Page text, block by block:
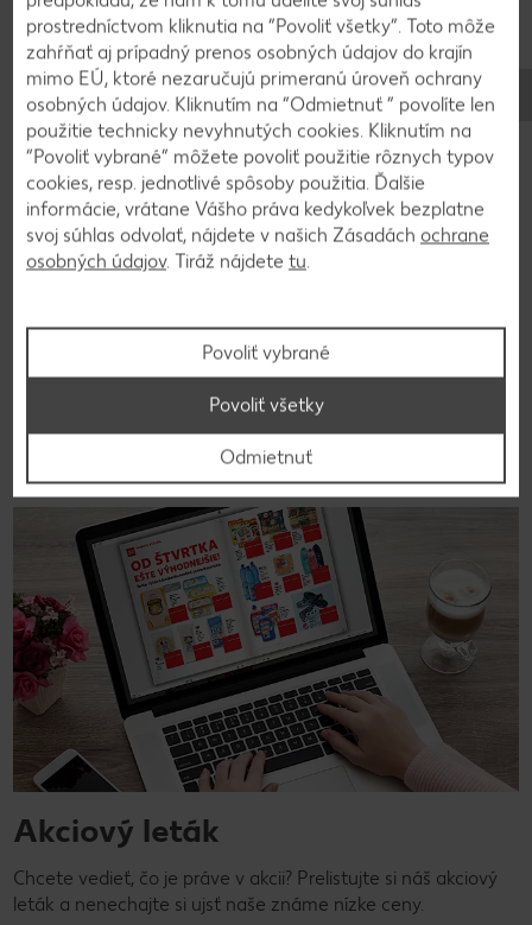
Stovky chutných receptov
Nahliadnite do našej on-line kuchárky a vyberajte z
množstva chutných receptov.
Na recepty
Akciový leták
Chcete vedieť, čo je práve v akcii? Prelistujte si náš akciový
leták a nenechajte si ujsť naše známe nízke ceny.
prostredníctvom kliknutia na “Povoliť všetky”. Toto môže
zahŕňať aj prípadný prenos osobných údajov do krajín
mimo EÚ, ktoré nezaručujú primeranú úroveň ochrany
osobných údajov. Kliknutím na “Odmietnuť ” povolíte len
použitie technicky nevyhnutých cookies. Kliknutím na
“Povoliť vybrané” môžete povoliť použitie rôznych typov
cookies, resp. jednotlivé spôsoby použitia. Ďalšie
informácie, vrátane Vášho práva kedykoľvek bezplatne
svoj súhlas odvolať, nájdete v našich Zásadách ochrane
osobných údajov. Tiráž nájdete tu.
Povoliť vybrané
Odmietnuť
Povoliť všetky